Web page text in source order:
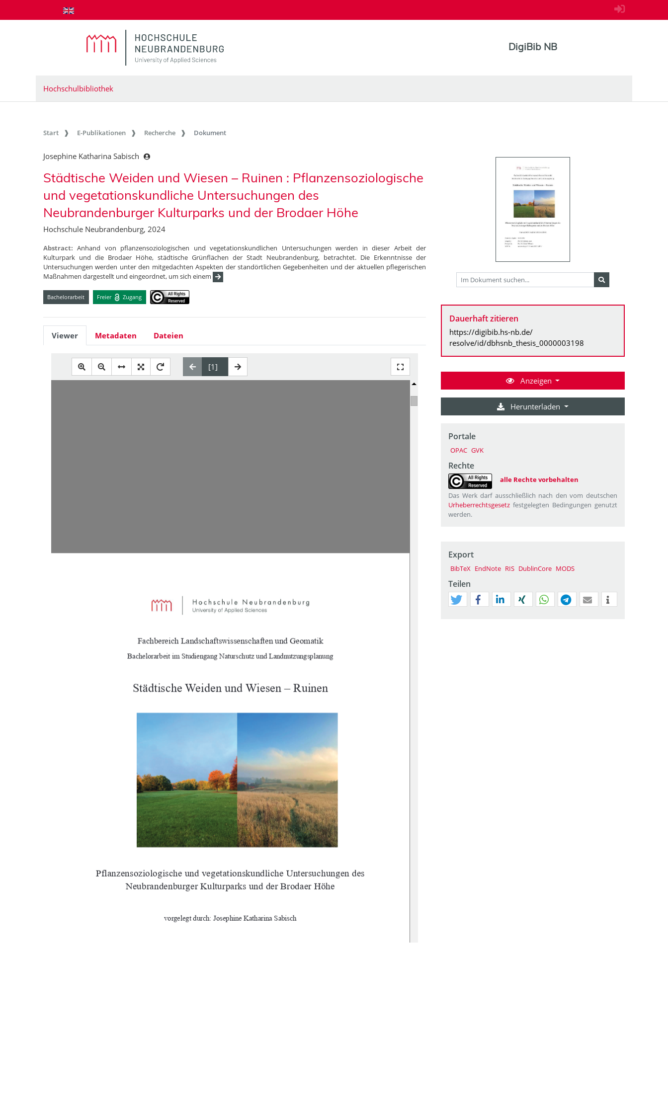
zum Inhalt springen
DigiBib NB
Hochschulbibliothek
Start E-Publikationen Recherche Dokument
Josephine Katharina Sabisch
Städtische Weiden und Wiesen – Ruinen : Pflanzensoziologische
und vegetationskundliche Untersuchungen des
Neubrandenburger Kulturparks und der Brodaer Höhe
Hochschule Neubrandenburg, 2024
Abstract:Anhand von pflanzensoziologischen und vegetationskundlichen Untersuchungen werden in dieser Arbeit der
Kulturpark und die Brodaer Höhe, städtische Grünflächen der Stadt Neubrandenburg, betrachtet. Die Erkenntnisse der
Untersuchungen werden unter den mitgedachten Aspekten der standörtlichen Gegebenheiten und der aktuellen pflegerischen
Maßnahmen dargestellt und eingeordnet, um sich einem
Bachelorarbeit Freier Zugang
Viewer Metadaten Dateien
Fachbereich Landschaftswissenschaften und Geomatik
Bachelorarbeit im Studiengang Naturschutz und Landnutzungsplanung
Städtische Weiden und Wiesen – Ruinen
Pflanzensoziologische und vegetationskundliche Untersuchungen des
Neubrandenburger Kulturparks und der Brodaer Höhe
vorgelegt durch: Josephine Katharina Sabisch
Dauerhaft zitieren
https://digibib.hs-nb.de/
resolve/id/dbhsnb_thesis_0000003198
Anzeigen
Herunterladen
Portale
OPAC GVK
Rechte
alle Rechte vorbehalten
Das Werk darf ausschließlich nach den vom deutschen
Urheberrechtsgesetz festgelegten Bedingungen genutzt
werden.
Export
BibTeX EndNote RIS DublinCore MODS
Teilen